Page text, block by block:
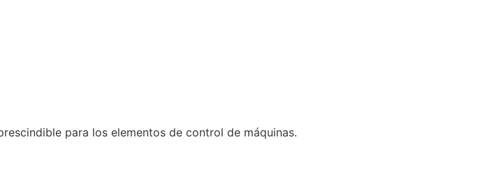
para los elementos de control de máquinas.